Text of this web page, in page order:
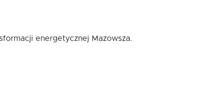
energetycznej Mazowsza.